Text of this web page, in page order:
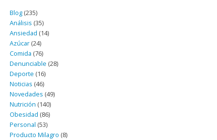
Blog (235)
Análisis (35)
Ansiedad (14)
Azúcar (24)
Comida (76)
Denunciable (28)
Deporte (16)
Noticias (46)
Novedades (49)
Nutrición (140)
Obesidad (86)
Personal (53)
Producto Milagro (8)